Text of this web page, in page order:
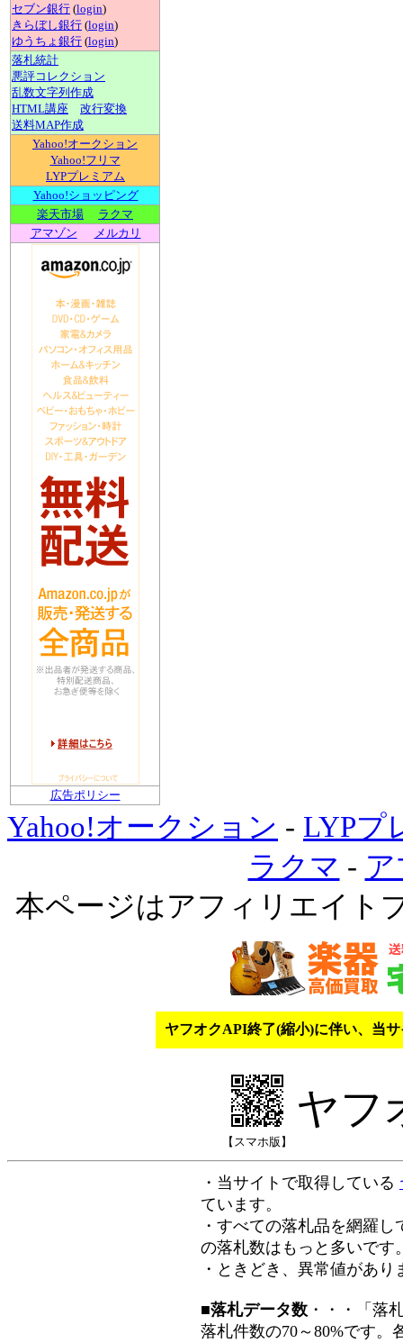
セブン銀行 (login)
きらぼし銀行 (login)
ゆうちょ銀行 (login)
落札統計
悪評コレクション
乱数文字列作成
HTML講座
改行変換
送料MAP作成
Yahoo!オークション
Yahoo!フリマ
LYPプレミアム
Yahoo!ショッピング
楽天市場
ラクマ
アマゾン
メルカリ
広告ポリシー
Yahoo!オークション - LYPプ
ラクマ -
本ページはアフィリエイト
ヤフオクAPI終了(縮小)に伴い、当
【スマホ版】
ヤフ
・当サイトで取得している
ています。
・すべての落札品を網羅
の落札数はもっと多いです
・ときどき、異常値があ
■落札データ数 ・・・「落
落札件数の70～80%です。